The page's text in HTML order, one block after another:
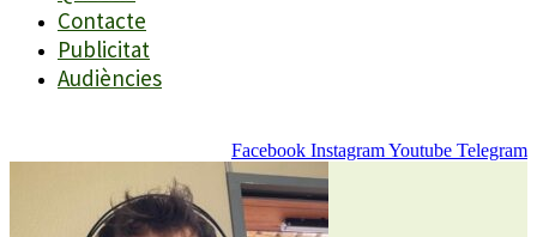
Contacte
Publicitat
Audiències
Facebook InstagramYoutube Telegram